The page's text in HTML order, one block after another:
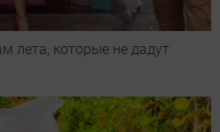
лета, которые не дадут